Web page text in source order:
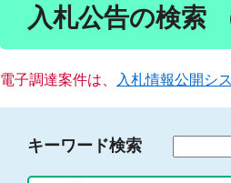
入札公告の検索
電子調達案件は、 入札情報公開シ
キーワード検索